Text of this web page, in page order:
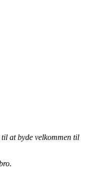
at byde velkommen til